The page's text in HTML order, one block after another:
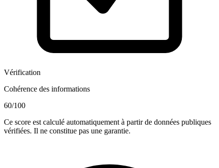
Vérification
Cohérence des informations
60/100
Ce score est calculé automatiquement à partir de données publiques
vérifiées. Il ne constitue pas une garantie.